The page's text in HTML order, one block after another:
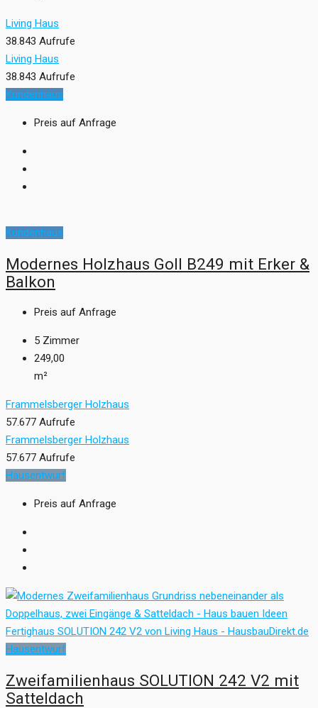
Living Haus
38.843 Aufrufe
Living Haus
38.843 Aufrufe
Kundenhaus
Preis auf Anfrage
Kundenhaus
Modernes Holzhaus Goll B249 mit Erker &
Balkon
Preis auf Anfrage
5 Zimmer
249,00
m²
Frammelsberger Holzhaus
57.677 Aufrufe
Frammelsberger Holzhaus
57.677 Aufrufe
Hausentwurf
Preis auf Anfrage
Hausentwurf
Zweifamilienhaus SOLUTION 242 V2 mit
Satteldach